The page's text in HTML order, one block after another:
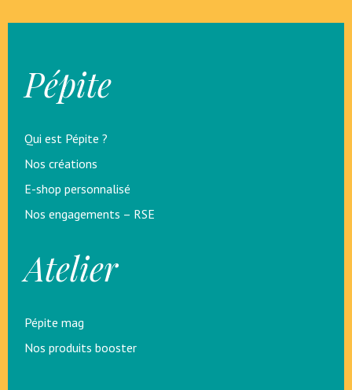
Pépite
Qui est Pépite ?
Nos créations
E-shop personnalisé
Nos engagements – RSE
Atelier
Pépite mag
Nos produits booster